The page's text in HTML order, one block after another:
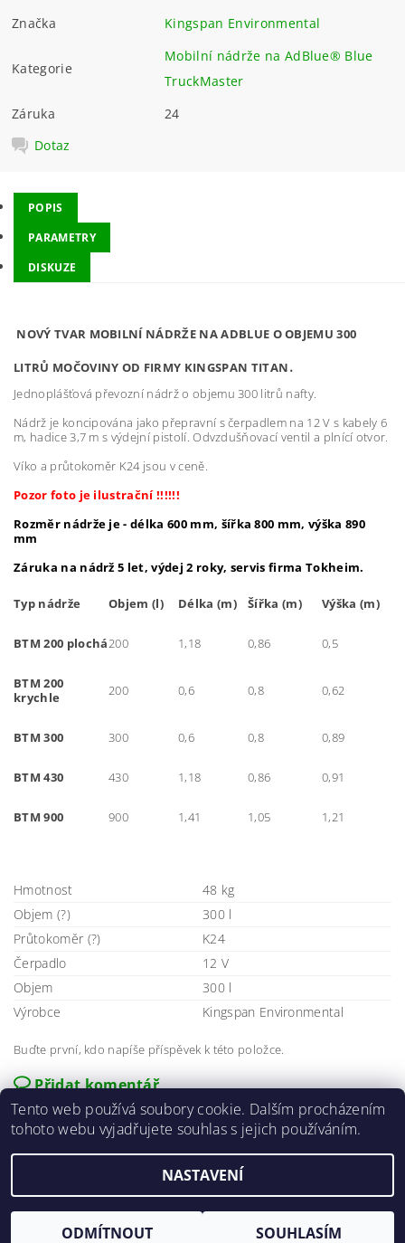
Značka
Kingspan Environmental
Kategorie
Mobilní nádrže na AdBlue® Blue
TruckMaster
Záruka
24
Dotaz
POPIS
PARAMETRY
DISKUZE
NOVÝ TVAR MOBILNÍ NÁDRŽE NA ADBLUE O OBJEMU 300
LITRŮ MOČOVINY OD FIRMY KINGSPAN TITAN.
Jednoplášťová převozní nádrž o objemu 300 litrů nafty.
Nádrž je koncipována jako přepravní s čerpadlem na 12 V s kabely 6
m, hadice 3,7 m s výdejní pistolí. Odvzdušňovací ventil a plnící otvor.
Víko a průtokoměr K24 jsou v ceně.
Pozor foto je ilustrační !!!!!!
Rozměr nádrže je - délka 600 mm, šířka 800 mm, výška 890
mm
Záruka na nádrž 5 let, výdej 2 roky, servis firma Tokheim.
Typ nádrže Objem (l) Délka (m) Šířka (m) Výška (m)
BTM 200 plochá200 1,18 0,86 0,5
BTM 200
krychle
200 0,6 0,8 0,62
BTM 300 300 0,6 0,8 0,89
BTM 430 430 1,18 0,86 0,91
BTM 900 900 1,41 1,05 1,21
Hmotnost
48 kg
Objem (?)
300 l
Průtokoměr (?)
K24
Čerpadlo
12 V
Objem
300 l
Výrobce
Kingspan Environmental
Buďte první, kdo napíše příspěvek k této položce.
Přidat komentář
2026 ©E-agro.cz, všechna práva vyhrazena
Tento web používá soubory cookie. Dalším procházením
tohoto webu vyjadřujete souhlas s jejich používáním.
NASTAVENÍ
ODMÍTNOUT SOUHLASÍM